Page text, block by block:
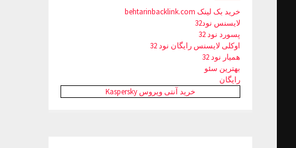
خرید بک لینک behtarinbacklink.com
لایسنس نود32
پسورد نود 32
اوکلی لایسنس رایگان نود 32
همیار نود 32
بهترین سئو
رایگان
خرید آنتی ویروس Kaspersky